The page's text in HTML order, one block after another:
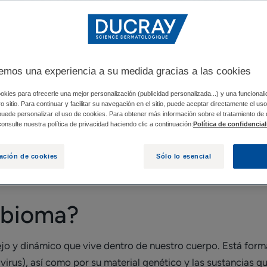
ENTRE LA PIEL SANA Y EL MICROBIOMA
como microbioma cutáneo. Está formado por miles
minúsculos organismos desempeñan un papel esencial
por su impacto en las afecciones cutáneas.
seborreica y el microbioma? ¿Y puede
de los tratamientos convencionales?
y dinámico que vive dentro de nuestro cuerpo. Está
así como por su material genético y las sustancias
una experiencia a su medida gracias a las cookies
para ofrecerle una mejor personalización (publicidad personalizada...) y una
sitio. Para continuar y facilitar su navegación en el sitio, puede aceptar directamente el
personalizar el uso de cookies. Para obtener más información sobre el tratamiento de
nuestra política de privacidad haciendo clic a continuación:Política de
de cookies Sólo lo esencial